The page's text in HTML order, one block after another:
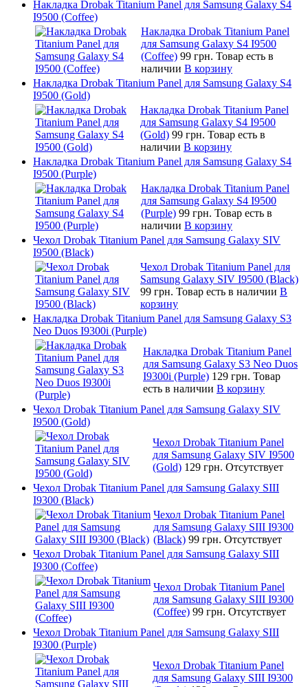
Накладка Drobak Titanium Panel для Samsung Galaxy S4
I9500 (Coffee)
Накладка Drobak Titanium Panel
для Samsung Galaxy S4 I9500
(Coffee) 99 грн. Товар есть в
наличии В корзину
Накладка Drobak Titanium Panel для Samsung Galaxy S4
I9500 (Gold)
Накладка Drobak Titanium Panel
для Samsung Galaxy S4 I9500
(Gold) 99 грн. Товар есть в
наличии В корзину
Накладка Drobak Titanium Panel для Samsung Galaxy S4
I9500 (Purple)
Накладка Drobak Titanium Panel
для Samsung Galaxy S4 I9500
(Purple) 99 грн. Товар есть в
наличии В корзину
Чехол Drobak Titanium Panel для Samsung Galaxy SIV
I9500 (Black)
Чехол Drobak Titanium Panel для
Samsung Galaxy SIV I9500 (Black)
99 грн. Товар есть в наличии В
корзину
Накладка Drobak Titanium Panel для Samsung Galaxy S3
Neo Duos I9300i (Purple)
Накладка Drobak Titanium Panel
для Samsung Galaxy S3 Neo Duos
I9300i (Purple) 129 грн. Товар
есть в наличии В корзину
Чехол Drobak Titanium Panel для Samsung Galaxy SIV
I9500 (Gold)
Чехол Drobak Titanium Panel
для Samsung Galaxy SIV I9500
(Gold) 129 грн. Отсутствует
Чехол Drobak Titanium Panel для Samsung Galaxy SIII
I9300 (Black)
Чехол Drobak Titanium Panel
для Samsung Galaxy SIII I9300
(Black) 99 грн. Отсутствует
Чехол Drobak Titanium Panel для Samsung Galaxy SIII
I9300 (Coffee)
Чехол Drobak Titanium Panel
для Samsung Galaxy SIII I9300
(Coffee) 99 грн. Отсутствует
Чехол Drobak Titanium Panel для Samsung Galaxy SIII
I9300 (Purple)
Чехол Drobak Titanium Panel
для Samsung Galaxy SIII I9300